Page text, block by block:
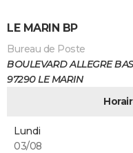
LE MARIN BP
Bureau de Poste
BOULEVARD ALLEGRE
97290 LE MARIN
Lundi
03/08